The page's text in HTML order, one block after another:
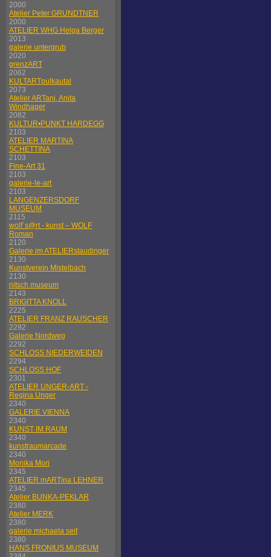
2000
Atelier Peter GRUNDTNER
2000
ATELIER WHG Helga Berger
2013
galerie untergrub
2020
grenzART
2062
KULTARTpulkautal
2073
Atelier ARTani, Anita
Windhager
2082
KULTUR•PUNKT HARDEGG
2103
ATELIER MARTINA
SCHETTINA
2103
Fine-Art 31
2103
galerie-le-art
2103
LANGENZERSDORF
MUSEUM
2115
wolf´s@rt - kunst – WOLF
Roman
2120
Galerie im ATELIERstaudinger
2130
Kunstverein Mistelbach
2130
nitsch museum
2143
BRIGITTA KNOLL
2225
ATELIER FRANZ RAUSCHER
2292
Galerie Nordweg
2292
SCHLOSS NIEDERWEIDEN
2294
SCHLOSS HOF
2301
ATELIER UNGER-ART -
Regina Unger
2340
GALERIE VIENNA
2340
KUNST IM RAUM
2340
kunstraumarcade
2340
Monika Mori
2345
ATELIER mARTina LEHNER
2345
Atelier BUNKA-PEKLAR
2380
Atelier MERK
2380
galerie michaela seif
2380
HANS FRONIUS MUSEUM